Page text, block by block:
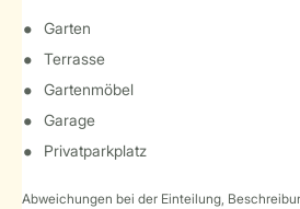
Garten
Terrasse
Gartenmöbel
Garage
Privatparkplatz
Abweichungen bei der Einteilung,